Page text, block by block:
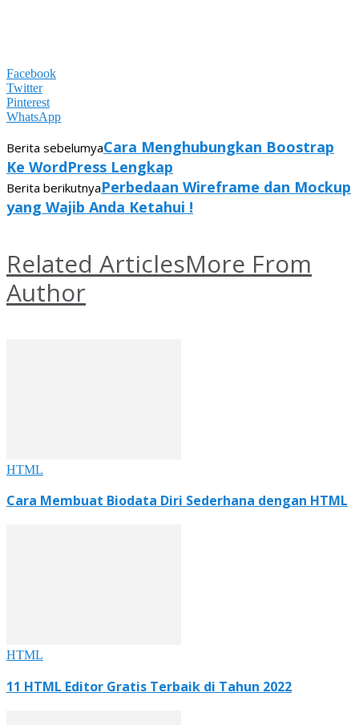
Facebook
Twitter
Pinterest
WhatsApp
Berita sebelumyaCara Menghubungkan Boostrap
Ke WordPress Lengkap
Berita berikutnyaPerbedaan Wireframe dan Mockup
yang Wajib Anda Ketahui !
Related ArticlesMore From
Author
HTML
Cara Membuat Biodata Diri Sederhana dengan HTML
HTML
11 HTML Editor Gratis Terbaik di Tahun 2022